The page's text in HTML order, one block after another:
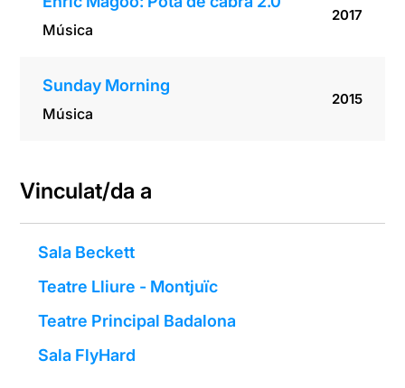
Música
2017
Sunday Morning
Música
2015
Vinculat/da a
Sala Beckett
Teatre Lliure - Montjuïc
Teatre Principal Badalona
Sala FlyHard